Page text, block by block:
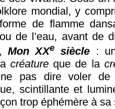
mondial, y
de flamme
de l’eau, avant de
Mon XXe siècle :
créatureque de la
ne pas dire voler
scintillante et
trop éphémère à sa